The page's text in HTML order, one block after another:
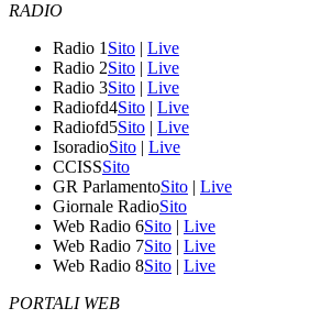
RADIO
Radio 1 Sito | Live
Radio 2Sito | Live
Radio 3Sito | Live
Radiofd4Sito | Live
Radiofd5Sito | Live
IsoradioSito | Live
CCISSSito
GR ParlamentoSito | Live
Giornale RadioSito
Web Radio 6Sito | Live
Web Radio 7Sito | Live
Web Radio 8Sito | Live
PORTALI WEB